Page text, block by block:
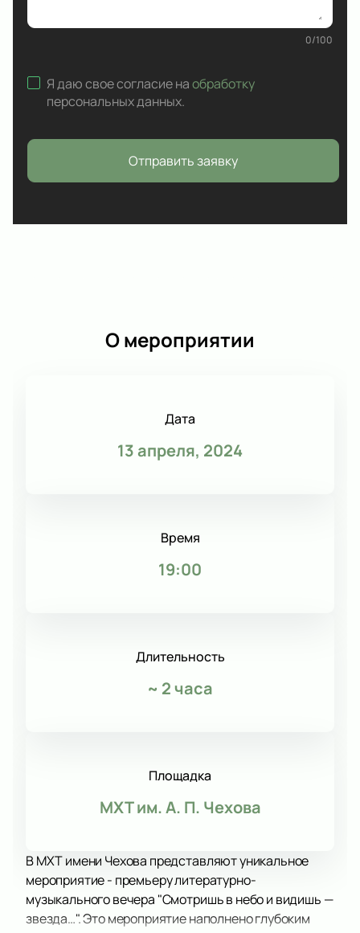
0/100
Я даю свое согласие наобработку
персональных данных.
Отправить заявку
О мероприятии
Дата
13 апреля, 2024
Время
19:00
Длительность
~ 2 часа
Площадка
МХТ им. А. П. Чехова
В МХТ имени Чехова представляют уникальное
мероприятие - премьеру литературно-
музыкального вечера "Смотришь в небо и видишь —
звезда…". Это мероприятие наполнено глубоким